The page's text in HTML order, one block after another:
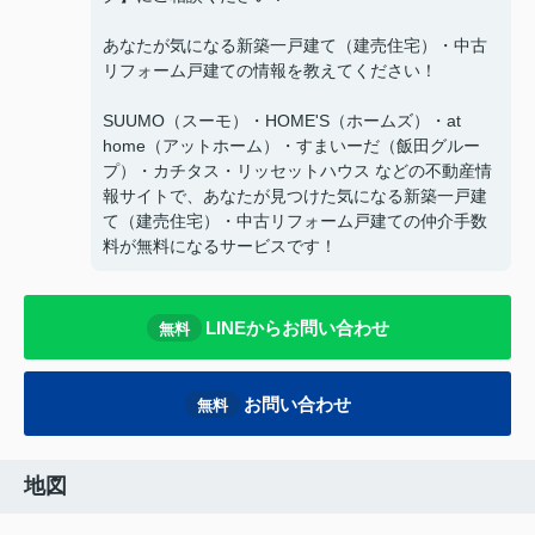
あなたが気になる新築一戸建て（建売住宅）・中古
リフォーム戸建ての情報を教えてください！
SUUMO（スーモ）・HOME'S（ホームズ）・at
home（アットホーム）・すまいーだ（飯田グルー
プ）・カチタス・リッセットハウス などの不動産情
報サイトで、あなたが見つけた気になる新築一戸建
て（建売住宅）・中古リフォーム戸建ての仲介手数
料が無料になるサービスです！
無料 LINEからお問い合わせ
無料 お問い合わせ
地図